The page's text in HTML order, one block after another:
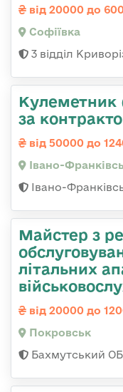
від 20000 до
Софіївка
3 відділ
Кулеметник
за
від 50000 до
Івано-
Івано-
Майстер з
літальних
від 20000 до
Покровськ
Бахмутський